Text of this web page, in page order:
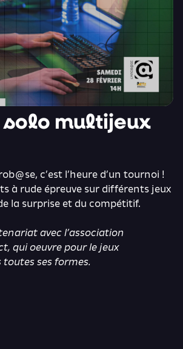
solo multijeux
c’est l’heure d’un tournoi !
à rude épreuve sur différents jeux
la surprise et du compétitif.
avec l’association
qui oeuvre pour le jeux
ses formes.